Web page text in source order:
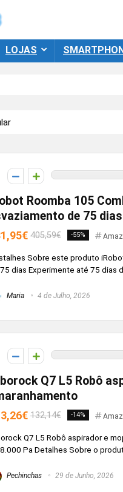
LOJAS
Roomba 105
de 75 dias
405,59€ -55%
Sobre este produto
dias Experimente até 75 dias
Maria 4 de Julho, 2026
Q7 L5 Robô
132,14€ -14%
Q7 L5 Robô aspirador e
Pa Detalhes Sobre o
Pechinchas 29 de Junho, 2026